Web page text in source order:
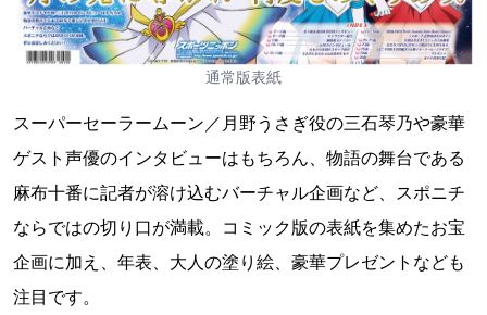
通常版表紙
スーパーセーラームーン／月野うさぎ役の三石琴乃や豪華
ゲスト声優のインタビューはもちろん、物語の舞台である
麻布十番に記者が溶け込むバーチャル企画など、スポニチ
ならではの切り口が満載。コミック版の表紙を集めたお宝
企画に加え、年表、大人の塗り絵、豪華プレゼントなども
注目です。